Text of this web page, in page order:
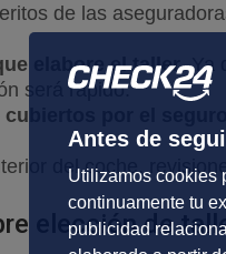
de las
elabore el taller. Ya
será rápido.
por el seguro
del coche,
elección de
Antes de
Utilizamos cookies
continuamente tu
publicidad